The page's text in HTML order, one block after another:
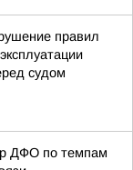
правил
судом
ДФО по темпам